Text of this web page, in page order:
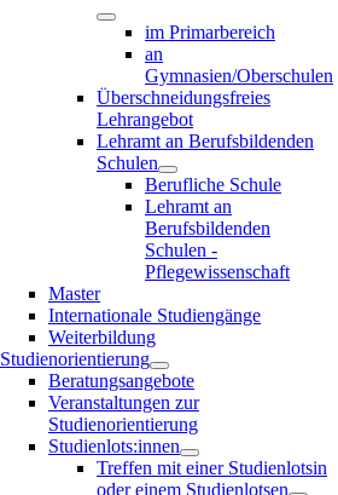
im Primarbereich
an
Gymnasien/Oberschulen
Überschneidungsfreies
Lehrangebot
Lehramt an Berufsbildenden
Schulen
Berufliche Schule
Lehramt an
Berufsbildenden
Schulen -
Pflegewissenschaft
Master
Internationale Studiengänge
Weiterbildung
Studienorientierung
Beratungsangebote
Veranstaltungen zur
Studienorientierung
Studienlots:innen
Treffen mit einer Studienlotsin
oder einem Studienlotsen